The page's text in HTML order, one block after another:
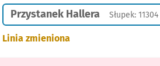
Przystanek Hallera Słupek: 11304
Linia zmieniona